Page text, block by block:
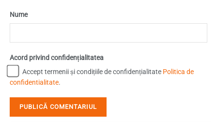
Nume
Acord privind confidențialitatea
Accept termenii și condițiile de confidențialitate Politica de
confidentialitate.